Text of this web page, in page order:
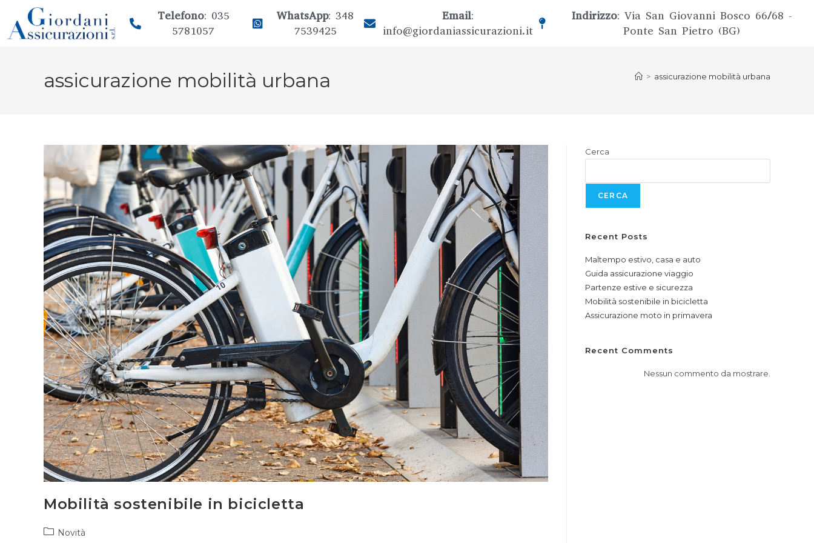
Telefono: 035
5781057
WhatsApp: 348
7539425
Email:
info@giordaniassicurazioni.it
Indirizzo: Via San Giovanni Bosco 66/68 -
Ponte San Pietro (BG)
assicurazione mobilità urbana > assicurazione mobilità urbana
Mobilità sostenibile in bicicletta
Novità
Cerca
CERCA
Recent Posts
Maltempo estivo, casa e auto
Guida assicurazione viaggio
Partenze estive e sicurezza
Mobilità sostenibile in bicicletta
Assicurazione moto in primavera
Recent Comments
Nessun commento da mostrare.